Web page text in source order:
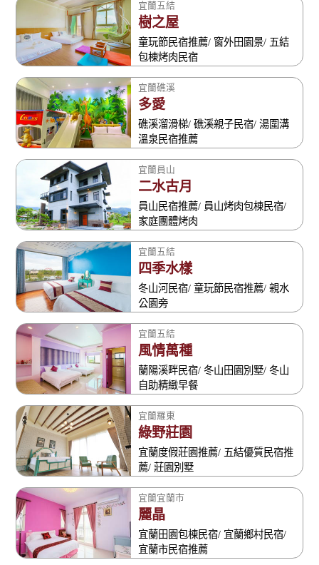
宜蘭五結
樹之屋
童玩節民宿推薦/ 窗外田園景/ 五結
包棟烤肉民宿
宜蘭礁溪
多愛
礁溪溜滑梯/ 礁溪親子民宿/ 湯圍溝
溫泉民宿推薦
宜蘭員山
二水古月
員山民宿推薦/ 員山烤肉包棟民宿/
家庭團體烤肉
宜蘭五結
四季水樣
冬山河民宿/ 童玩節民宿推薦/ 親水
公園旁
宜蘭五結
風情萬種
蘭陽溪畔民宿/ 冬山田園別墅/ 冬山
自助精緻早餐
宜蘭羅東
綠野莊園
宜蘭度假莊園推薦/ 五結優質民宿推
薦/ 莊園別墅
宜蘭宜蘭市
麗晶
宜蘭田園包棟民宿/ 宜蘭鄉村民宿/
宜蘭市民宿推薦